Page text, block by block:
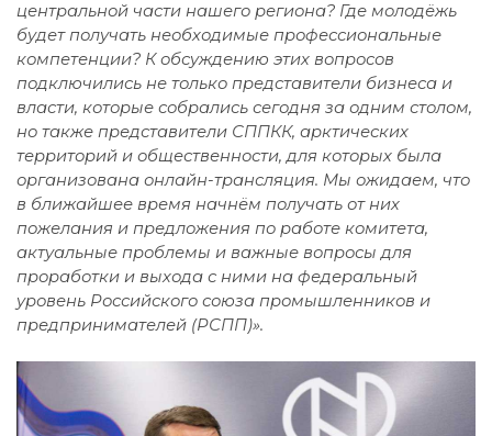
центральной части нашего региона? Где молодёжь
будет получать необходимые профессиональные
компетенции? К обсуждению этих вопросов
подключились не только представители бизнеса и
власти, которые собрались сегодня за одним столом,
но также представители СППКК, арктических
территорий и общественности, для которых была
организована онлайн-трансляция. Мы ожидаем, что
в ближайшее время начнём получать от них
пожелания и предложения по работе комитета,
актуальные проблемы и важные вопросы для
проработки и выхода с ними на федеральный
уровень Российского союза промышленников и
предпринимателей (РСПП)».